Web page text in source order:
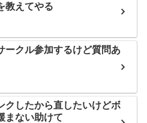
教えてやる
ークル参加するけど質問あ
クしたから直したいけどボ
まない助けて